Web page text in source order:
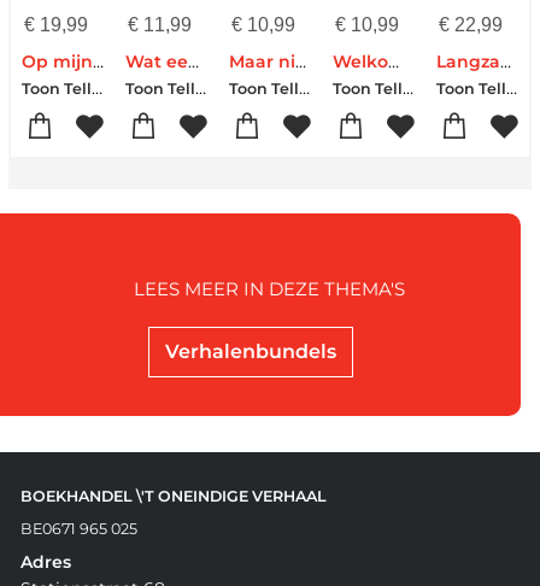
€19,99
Op mijn tenen
Toon Tellegen
€11,99
Wat een geluk!
Toon Tellegen
€ 10,99
Maar niet uit het hart
Toon Tellegen
€ 10,99
Welkom thuis
Toon Tellegen
€ 22,99
Langzaam, maar zeker
Toon Tellegen-Thé Tjong-Khing
Verhalenbundels
LEES MEER IN DEZE THEMA'S
BOEKHANDEL \'T ONEINDIGE VERHAAL
BE0671 965 025
Adres